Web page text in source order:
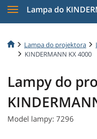
Lampa do
Lampa do projektora
KINDERMANN KX 4000
Lampy do
Model lampy: 7296